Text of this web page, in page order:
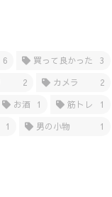
6 買って良かった
3
2 カメラ
2
お酒 1 筋トレ
1
1 男の小物 1